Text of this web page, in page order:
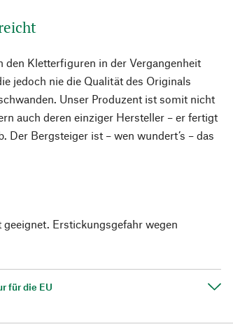
den Kletterfiguren in der Vergangenheit
jedoch nie die Qualität des Originals
Unser Produzent ist somit nicht
auch deren einziger Hersteller – er fertigt
Der Bergsteiger ist – wen wundert’s – das
Erstickungsgefahr wegen
für die EU